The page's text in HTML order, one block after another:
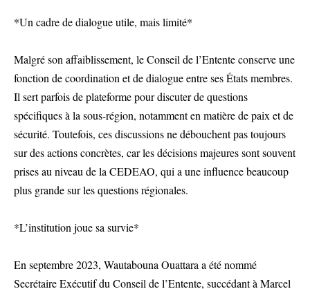
*Un cadre de dialogue utile, mais limité*
Malgré son affaiblissement, le Conseil de l’Entente conserve une
fonction de coordination et de dialogue entre ses États membres.
Il sert parfois de plateforme pour discuter de questions
spécifiques à la sous-région, notamment en matière de paix et de
sécurité. Toutefois, ces discussions ne débouchent pas toujours
sur des actions concrètes, car les décisions majeures sont souvent
prises au niveau de la CEDEAO, qui a une influence beaucoup
plus grande sur les questions régionales.
*L’institution joue sa survie*
En septembre 2023, Wautabouna Ouattara a été nommé
Secrétaire Exécutif du Conseil de l’Entente, succédant à Marcel